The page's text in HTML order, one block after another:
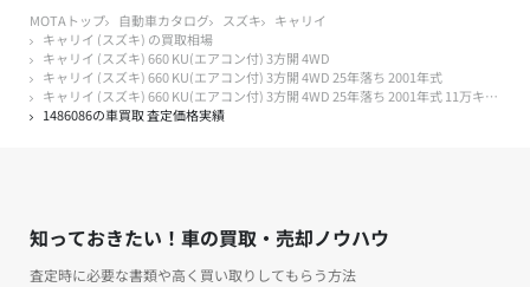
MOTAトップ
自動車カタログ スズキ
キャリイ
キャリイ (スズキ) の買取相場
キャリイ (スズキ) 660 KU(エアコン付) 3方開 4WD
キャリイ (スズキ) 660 KU(エアコン付) 3方開 4WD 25年落ち 2001年式
キャリイ (スズキ) 660 KU(エアコン付) 3方開 4WD 25年落ち 2001年式 11万キロ以下
1486086の車買取 査定価格実績
知っておきたい！車の買取・売却ノウハウ
査定時に必要な書類や高く買い取りしてもらう方法